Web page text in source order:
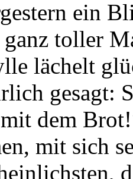
ein
toller
lächelt
gesagt:
dem
mit sich